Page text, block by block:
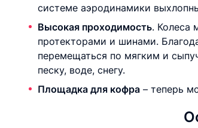
системе аэродинамики
Высокая проходимость. Колеса
протекторами и шинами.
перемещаться по мягким и
песку, воде, снегу.
Площадка для кофра – теперь